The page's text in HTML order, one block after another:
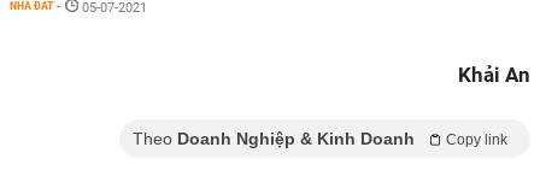
NHÀ ĐẤT - 05-07-2021
Khải An
Theo Doanh Nghiệp & Kinh Doanh Copy link